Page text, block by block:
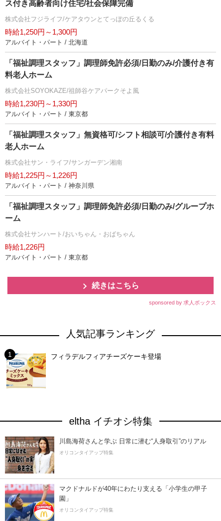
ス付き高齢者向け住宅/社会保障完備
株式会社フジライフ/ケアタウンとてっぽの丘るくる
時給1,250円～1,300円
アルバイト・パート / 北海道
「福祉調理スタッフ」調理師免許必須/日勤のみ/介護付き有
料老人ホーム
株式会社SOYOKAZE/祖師谷ケアパークそよ風
時給1,230円～1,330円
アルバイト・パート / 東京都
「福祉調理スタッフ」無資格可/シフト相談可/介護付き有料
老人ホーム
株式会社サン・ライフ/サンガーデン湘南
時給1,225円～1,226円
アルバイト・パート / 神奈川県
「福祉調理スタッフ」調理師免許必須/日勤のみ/グループホ
ーム
株式会社サンハート/おいちゃん・おばちゃん
時給1,226円
アルバイト・パート / 東京都
続きはこちら
sponsored by 求人ボックス
人気記事ランキング
フィラデルフィアチーズケーキ登場
eltha イチオシ特集
川島海荷さんと学ぶ 日常に潜む“人身取引”のリアル
オリコンタイアップ特集
マクドナルドが40年にわたり支える「小学生の甲子
園」
オリコンタイアップ特集